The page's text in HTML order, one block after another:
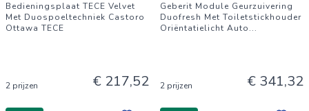
Bedieningsplaat TECE Velvet
Met Duospoeltechniek Castoro
Ottawa TECE
2 prijzen € 217,52
Geberit Module Geurzuivering
Duofresh Met Toiletstickhouder
Oriëntatielicht Auto...
2 prijzen € 341,32